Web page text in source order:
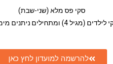
סקי פס מלא (שני-שבת)
4) ומתחילים ניתנים מימי שני-שישי*
להרשמה למועדון לחץ כאן